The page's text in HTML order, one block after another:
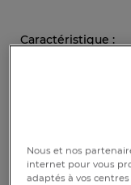
Caractéristique :
Nous et nos
internet pour vous
adaptés à vos